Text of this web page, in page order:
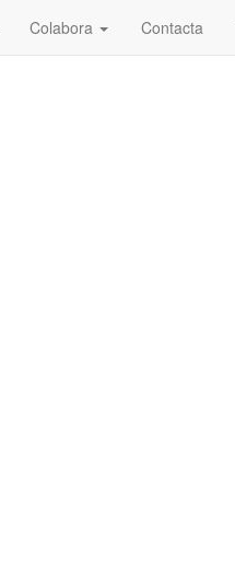
Colabora Contacta